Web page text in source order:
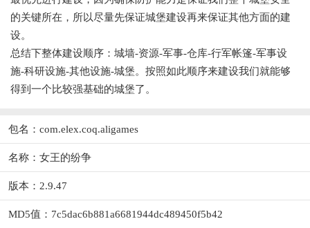
的关键所在，所以尽量先保证城堡建设再来保证其他方面的建
设。
总结下整体建设顺序：城墙-资源-军事-仓库-行军帐篷-军事设
施-科研设施-其他设施-城堡。按照如此顺序来建设我们就能够
得到一个比较强基础的城堡了。
包名：com.elex.coq.aligames
名称：女王的纷争
版本：2.9.47
MD5值：7c5dac6b881a6681944dc489450f5b42